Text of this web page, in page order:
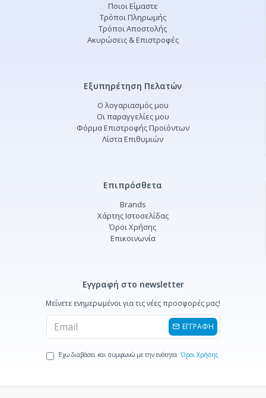
Ποιοι Είμαστε
Τρόποι Πληρωμής
Τρόποι Αποστολής
Ακυρώσεις & Επιστροφές
Εξυπηρέτηση Πελατών
Ο λογαριασμός μου
Οι παραγγελίες μου
Φόρμα Επιστροφής Προϊόντων
Λίστα Επιθυμιών
Επιπρόσθετα
Brands
Χάρτης Ιστοσελίδας
Όροι Χρήσης
Επικοινωνία
Εγγραφή στο newsletter
Μείνετε ενημερωμένοι για τις νέες προσφορές μας!
ΕΓΓΡΑΦΗ
Έχω διαβάσει και συμφωνώ με την ενότητα Όροι Χρήσης